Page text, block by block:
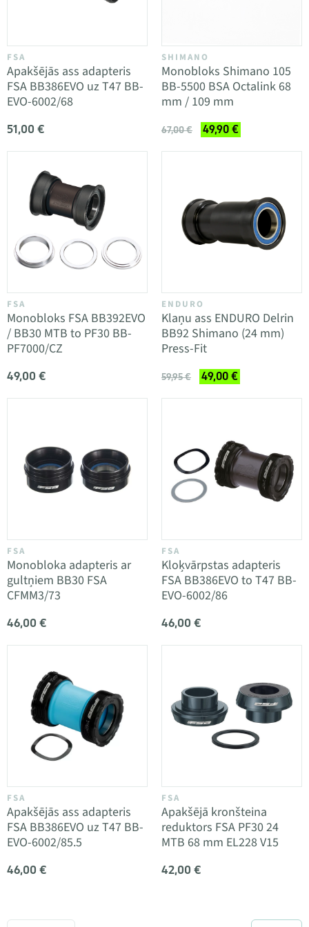
FSA
Apakšējās ass adapteris
FSA BB386EVO uz T47 BB-
EVO-6002/68
51,00 €
SHIMANO
Monobloks Shimano 105
BB-5500 BSA Octalink 68
mm / 109 mm
67,00 € 49,90 €
FSA
Monobloks FSA BB392EVO
/ BB30 MTB to PF30 BB-
PF7000/CZ
49,00 €
ENDURO
Klaņu ass ENDURO Delrin
BB92 Shimano (24 mm)
Press-Fit
59,95 € 49,00 €
FSA
Monobloka adapteris ar
gultņiem BB30 FSA
CFMM3/73
46,00 €
FSA
Kloķvārpstas adapteris
FSA BB386EVO to T47 BB-
EVO-6002/86
46,00 €
FSA
Apakšējās ass adapteris
FSA BB386EVO uz T47 BB-
EVO-6002/85.5
46,00 €
FSA
Apakšējā kronšteina
reduktors FSA PF30 24
MTB 68 mm EL228 V15
42,00 €